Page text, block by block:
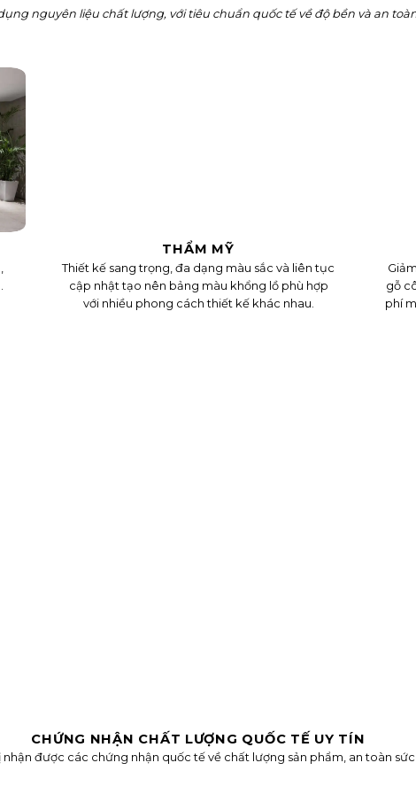
nguyên liệu chất lượng, với tiêu chuẩn quốc tế về độ bền và an
THẨM MỸ
Thiết kế sang trọng, đa dạng màu sắc và liên tục
cập nhật tạo nên bảng màu khổng lồ phù hợp
với nhiều phong cách thiết kế khác nhau.
gỗ
phí
CHỨNG NHẬN CHẤT LƯỢNG QUỐC TẾ UY TÍN
được các chứng nhận quốc tế về chất lượng sản phẩm, an toàn